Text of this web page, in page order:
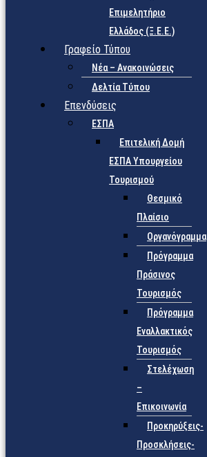
Επιμελητήριο
Ελλάδος (Ξ.Ε.Ε.)
Γραφείο Τύπου
Νέα – Ανακοινώσεις
Δελτία Τύπου
Επενδύσεις
ΕΣΠΑ
Επιτελική Δομή
ΕΣΠΑ Υπουργείου
Τουρισμού
Θεσμικό
Πλαίσιο
Οργανόγραμμα
Πρόγραμμα
Πράσινος
Τουρισμός
Πρόγραμμα
Εναλλακτικός
Τουρισμός
Στελέχωση
–
Επικοινωνία
Προκηρύξεις-
Προσκλήσεις-